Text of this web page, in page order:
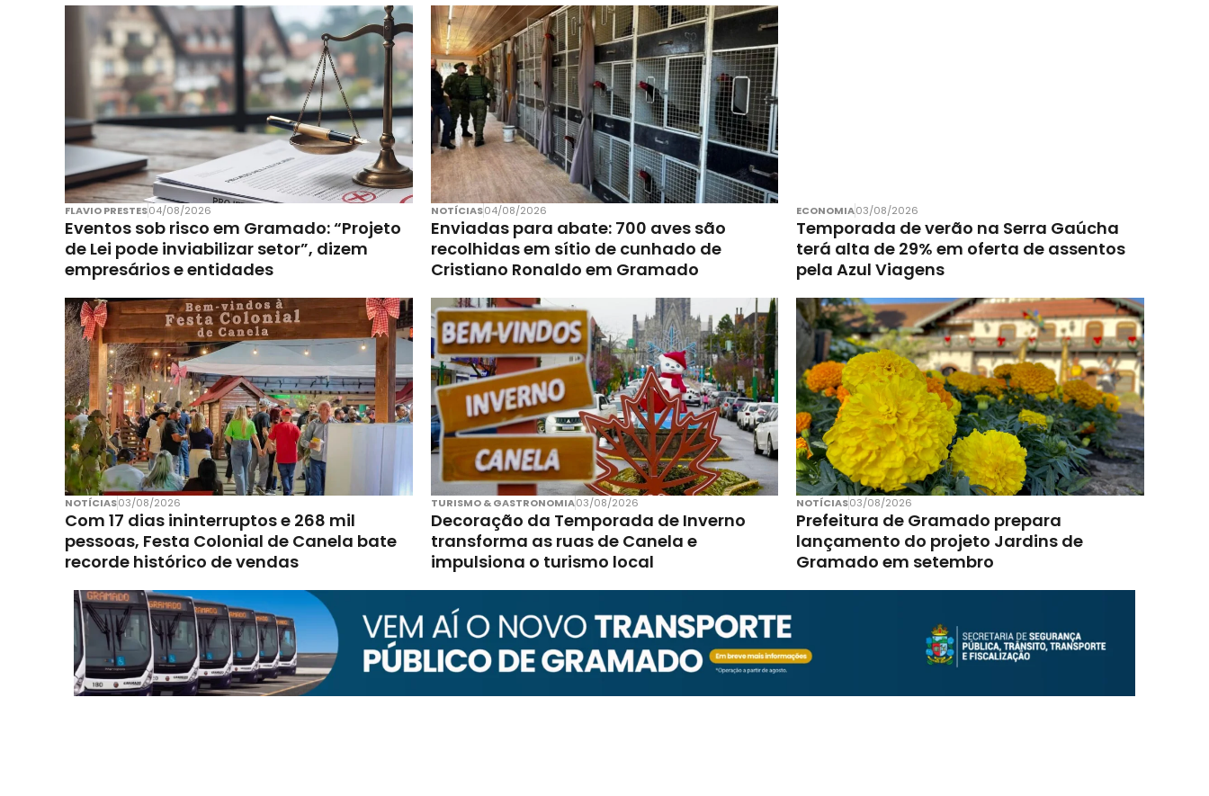
FLAVIO PRESTES04/08/2026
Eventos sob risco em Gramado: “Projeto
de Lei pode inviabilizar setor”, dizem
empresários e entidades
NOTÍCIAS04/08/2026
Enviadas para abate: 700 aves são
recolhidas em sítio de cunhado de
Cristiano Ronaldo em Gramado
ECONOMIA03/08/2026
Temporada de verão na Serra Gaúcha
terá alta de 29% em oferta de assentos
pela Azul Viagens
NOTÍCIAS03/08/2026
Com 17 dias ininterruptos e 268 mil
pessoas, Festa Colonial de Canela bate
recorde histórico de vendas
TURISMO & GASTRONOMIA03/08/2026
Decoração da Temporada de Inverno
transforma as ruas de Canela e
impulsiona o turismo local
NOTÍCIAS03/08/2026
Prefeitura de Gramado prepara
lançamento do projeto Jardins de
Gramado em setembro